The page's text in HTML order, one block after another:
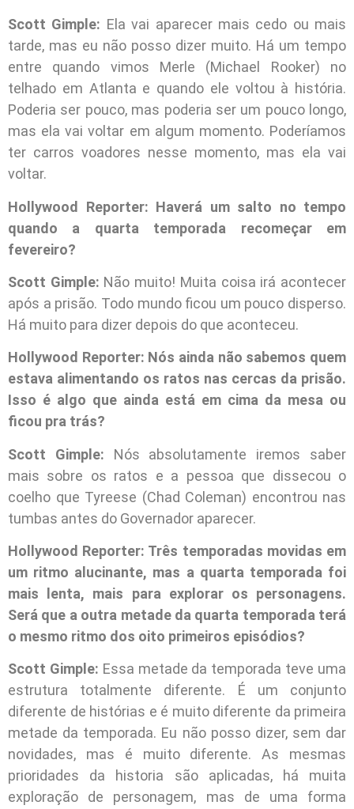
Scott Gimple: Ela vai aparecer mais cedo ou mais
tarde, mas eu não posso dizer muito. Há um tempo
entre quando vimos Merle (Michael Rooker) no
telhado em Atlanta e quando ele voltou à história.
Poderia ser pouco, mas poderia ser um pouco longo,
mas ela vai voltar em algum momento. Poderíamos
ter carros voadores nesse momento, mas ela vai
voltar.
Hollywood Reporter: Haverá um salto no tempo
quando a quarta temporada recomeçar em
fevereiro?
Scott Gimple: Não muito! Muita coisa irá acontecer
após a prisão. Todo mundo ficou um pouco disperso.
Há muito para dizer depois do que aconteceu.
Hollywood Reporter: Nós ainda não sabemos quem
estava alimentando os ratos nas cercas da prisão.
Isso é algo que ainda está em cima da mesa ou
ficou pra trás?
Scott Gimple: Nós absolutamente iremos saber
mais sobre os ratos e a pessoa que dissecou o
coelho que Tyreese (Chad Coleman) encontrou nas
tumbas antes do Governador aparecer.
Hollywood Reporter: Três temporadas movidas em
um ritmo alucinante, mas a quarta temporada foi
mais lenta, mais para explorar os personagens.
Será que a outra metade da quarta temporada terá
o mesmo ritmo dos oito primeiros episódios?
Scott Gimple: Essa metade da temporada teve uma
estrutura totalmente diferente. É um conjunto
diferente de histórias e é muito diferente da primeira
metade da temporada. Eu não posso dizer, sem dar
novidades, mas é muito diferente. As mesmas
prioridades da historia são aplicadas, há muita
exploração de personagem, mas de uma forma